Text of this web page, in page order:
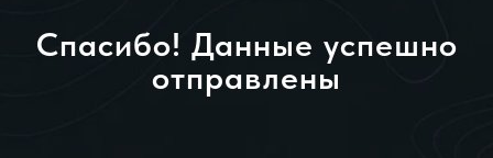
Спасибо! Данные успешно
отправлены